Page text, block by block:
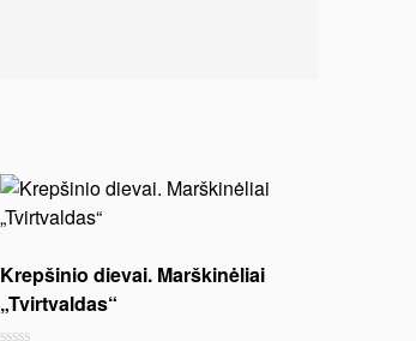
Krepšinio dievai. Marškinėliai
„Tvirtvaldas“